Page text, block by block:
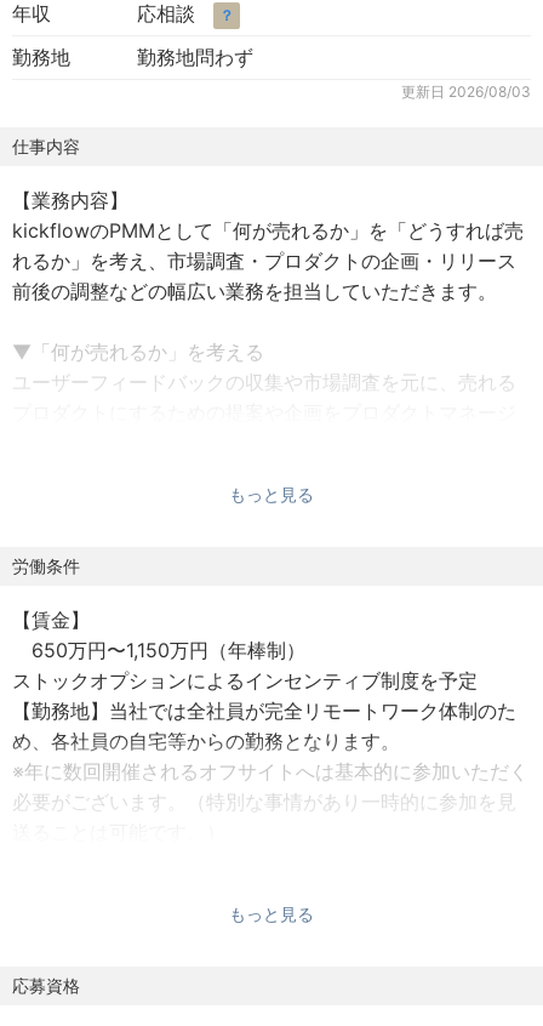
年収
応相談 ？
勤務地 勤務地問わず
更新日 2026/08/03
仕事内容
【業務内容】
kickflowのPMMとして「何が売れるか」を「どうすれば売
れるか」を考え、市場調査・プロダクトの企画・リリース
前後の調整などの幅広い業務を担当していただきます。
▼「何が売れるか」を考える
ユーザーフィードバックの収集や市場調査を元に、売れる
▼「どうすれば売れるか」を考える
企画や実行を担当します。マーケティング部門や営業部門
きます。
■具体的な業務内容
・市場調査やユーザーフィードバックの収集を元にした、
新機能や改善の企画や提案
・開発ロードマップの優先度付け
・リリースに向けたビジネス側のタスク整理やプロジェク
ネージャーの職務内容に含まれません（希望がある場合に
もっと見る
労働条件
【賃金】
650万円〜1,150万円（年棒制）
ストックオプションによるインセンティブ制度を予定
【勤務地】当社では全社員が完全リモートワーク体制のた
め、各社員の自宅等からの勤務となります。
※年に数回開催されるオフサイトへは基本的に参加いただく
必要がございます。（特別な事情があり一時的に参加を見
【勤務時間】フレックスタイム制（コアタイムなし）
【諸手当】リモートワーク手当（月1万円）
もっと見る
応募資格